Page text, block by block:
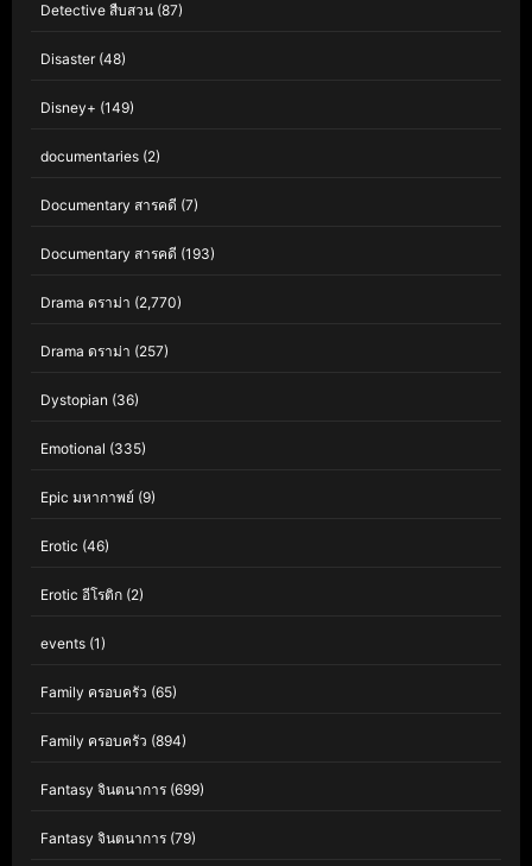
Detective สืบสวน (87)
Disaster(48)
Disney+ (149)
documentaries (2)
Documentary สารคดี (7)
Documentary สารคดี (193)
Drama ดราม่า (2,770)
Drama ดราม่า (257)
Dystopian (36)
Emotional (335)
Epic มหากาพย์ (9)
Erotic (46)
Erotic อีโรติก (2)
events (1)
Family ครอบครัว (65)
Family ครอบครัว (894)
Fantasy จินตนาการ (699)
Fantasy จินตนาการ (79)